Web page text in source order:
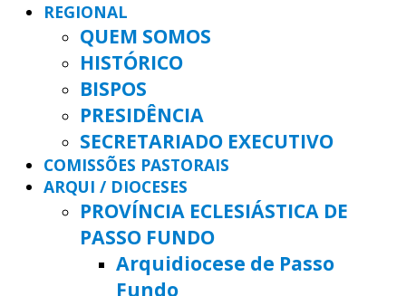
REGIONAL
QUEM SOMOS
HISTÓRICO
BISPOS
PRESIDÊNCIA
SECRETARIADO EXECUTIVO
COMISSÕES PASTORAIS
ARQUI / DIOCESES
PROVÍNCIA ECLESIÁSTICA DE
PASSO FUNDO
Arquidiocese de Passo
Fundo